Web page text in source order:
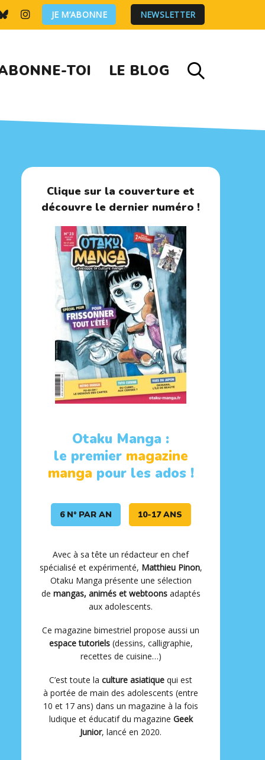
JE M’ABONNE NEWSLETTER
TOI LE BLOG
Clique sur la couverture et
découvre le dernier numéro !
Otaku Manga :
le premier magazine
mangapour les ados !
6 N° PAR AN 10-17 ANS
Avec à sa tête un rédacteur en chef
spécialisé et expérimenté, Matthieu Pinon,
Otaku Manga présente une sélection
de mangas, animés et webtoonsadaptés
aux adolescents.
Ce magazine bimestriel propose aussi un
espace tutoriels(dessins, calligraphie,
recettes de cuisine…)
C’est toute la culture asiatique qui est
à portée de main des adolescents (entre
10 et 17 ans) dans un magazine à la fois
ludique et éducatif du magazine Geek
Junior, lancé en 2020.